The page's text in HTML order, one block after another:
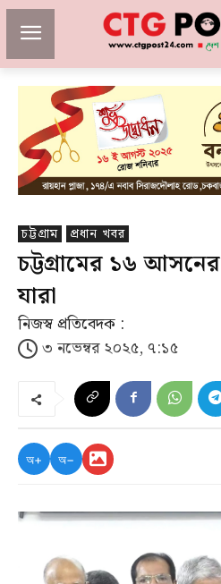
চট্টগ্রাম প্রধান খবর
চট্টগ্রামের ১৬ আসনের
যারা
নিজস্ব প্রতিবেদক :
৩ নভেম্বর ২০২৫, ৭:১৫
অ+ অ−